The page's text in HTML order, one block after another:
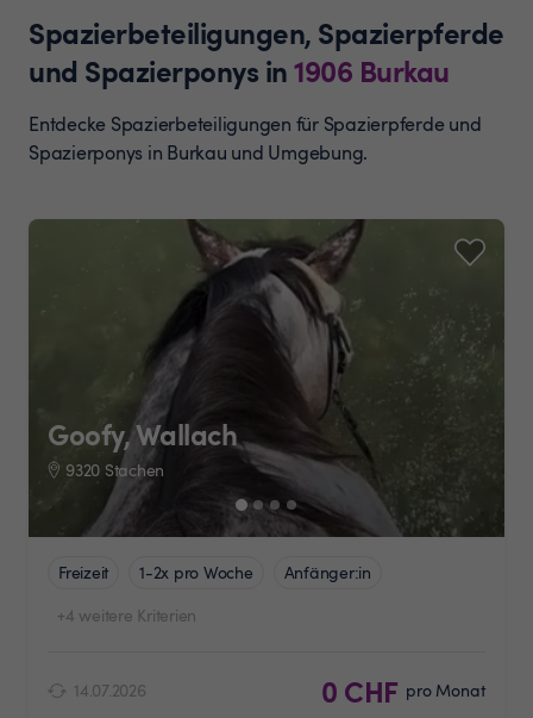
Spazierbeteiligungen, Spazierpferde
und Spazierponys in1906 Burkau
Entdecke Spazierbeteiligungen für Spazierpferde und
Spazierponys in Burkau und Umgebung.
Goofy, Wallach
9320 Stachen
Freizeit 1-2x pro Woche
Anfänger:in
+4 weitere Kriterien
14.07.2026 0 CHF pro Monat